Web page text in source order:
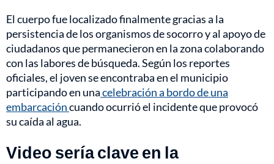
El cuerpo fue localizado finalmente gracias a la
persistencia de los organismos de socorro y al apoyo de
ciudadanos que permanecieron en la zona colaborando
con las labores de búsqueda. Según los reportes
oficiales, el joven se encontraba en el municipio
participando en unacelebración a bordo de una
embarcacióncuando ocurrió el incidente que provocó
su caída al agua.
Video sería clave en la